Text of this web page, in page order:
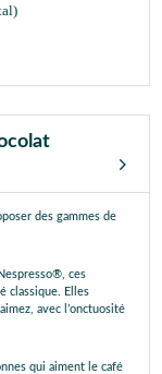
des gammes de
ces
classique. Elles
avec l’onctuosité
qui aiment le café